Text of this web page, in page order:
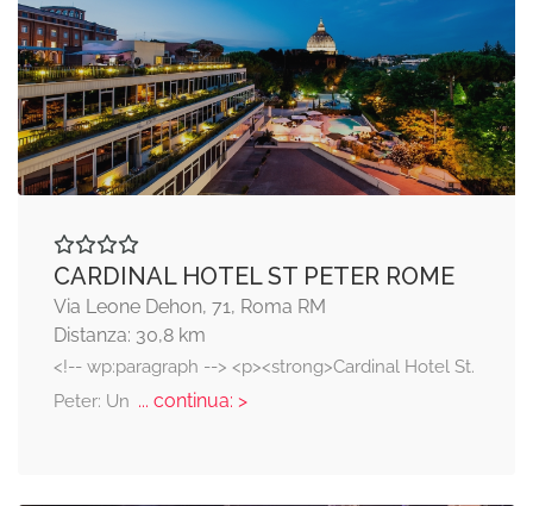
CARDINAL HOTEL ST PETER ROME
Via Leone Dehon, 71, Roma RM
Distanza: 30,8 km
<!-- wp:paragraph --> <p><strong>Cardinal Hotel St.
Peter: Un ... continua: >